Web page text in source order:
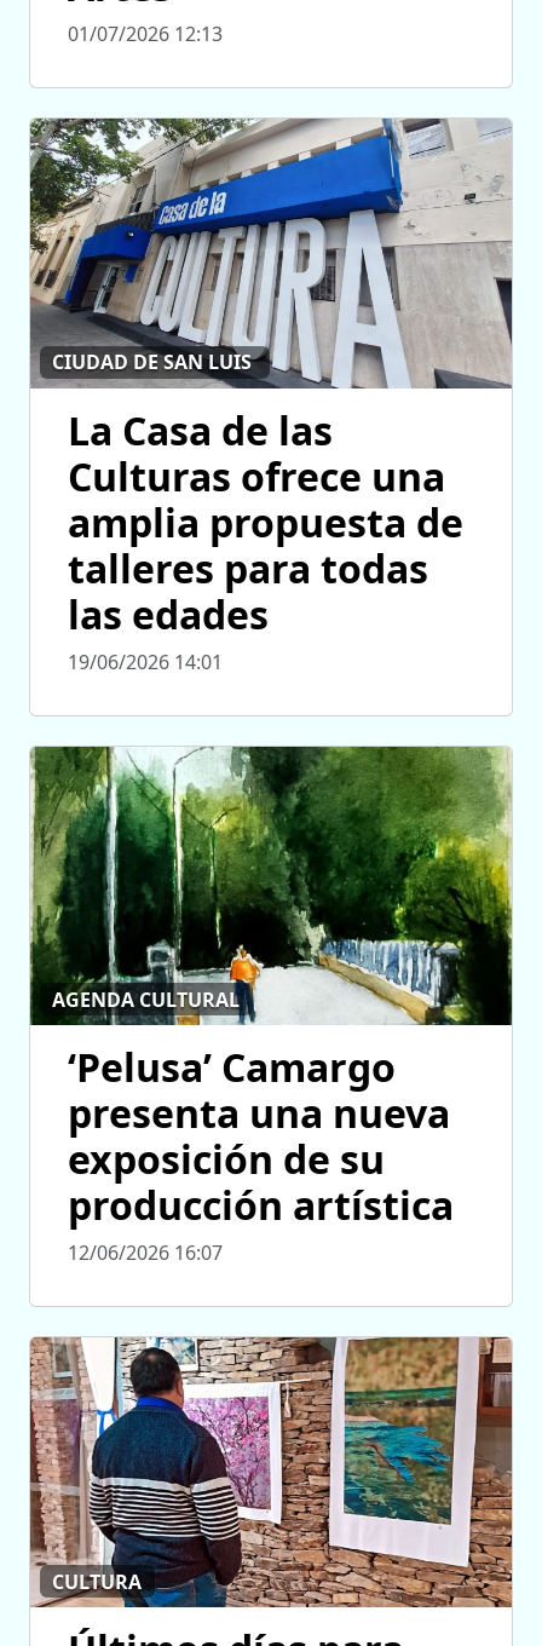
01/07/2026 12:13
CIUDAD DE SAN LUIS
La Casa de las
Culturas ofrece una
amplia propuesta de
talleres para todas
las edades
19/06/2026 14:01
AGENDA CULTURAL
‘Pelusa’ Camargo
presenta una nueva
exposición de su
producción artística
12/06/2026 16:07
CULTURA